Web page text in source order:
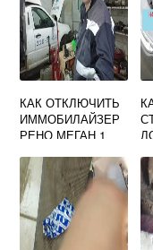
КАК ОТКЛЮЧИТЬ
ИММОБИЛАЙЗЕР
РЕНО МЕГАН 1